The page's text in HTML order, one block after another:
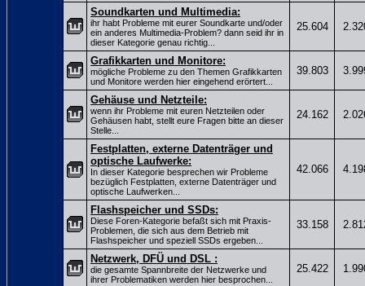
Soundkarten und Multimedia:
ihr habt Probleme mit eurer Soundkarte und/oder
ein anderes Multimedia-Problem? dann seid ihr in
dieser Kategorie genau richtig...
25.604
Grafikkarten und Monitore:
mögliche Probleme zu den Themen Grafikkarten
und Monitore werden hier eingehend erörtert...
39.803
Gehäuse und Netzteile:
wenn ihr Probleme mit euren Netzteilen oder
Gehäusen habt, stellt eure Fragen bitte an dieser
Stelle...
24.162
Festplatten, externe Datenträger und
optische Laufwerke:
In dieser Kategorie besprechen wir Probleme
bezüglich Festplatten, externe Datenträger und
optische Laufwerken...
42.066
Flashspeicher und SSDs:
Diese Foren-Kategorie befaßt sich mit Praxis-
Problemen, die sich aus dem Betrieb mit
Flashspeicher und speziell SSDs ergeben...
33.158
Netzwerk, DFÜ und DSL :
die gesamte Spannbreite der Netzwerke und
ihrer Problematiken werden hier besprochen...
25.422